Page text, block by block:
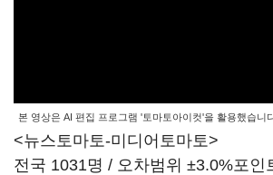
본 영상은 AI 편집 프로그램 '토마토아이컷'을 활용했습니
<뉴스토마토-미디어토마토>
전국 1031명 / 오차범위 ±3.0%포인